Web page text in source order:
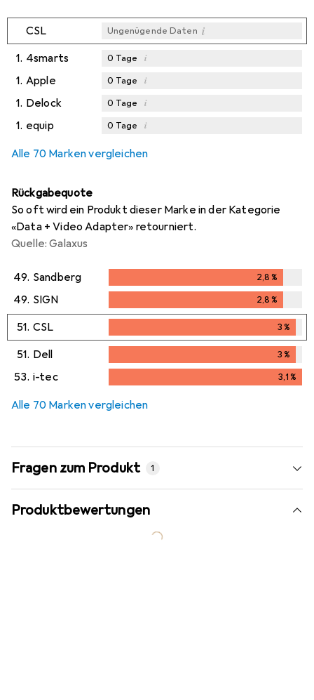
CSL Ungenügende Daten i
1. 4smarts 0 Tage i
1. Apple 0 Tage i
1. Delock 0 Tage i
1. equip 0 Tage i
Alle 70 Marken vergleichen
Rückgabequote
So oft wird ein Produkt dieser Marke in der Kategorie
«Data + Video Adapter» retourniert.
Quelle: Galaxus
49. Sandberg 2,8%
2,8%
49. SIGN 2,8%
2,8%
51. CSL 3%
3%
51. Dell 3%
3%
53. i-tec 3,1%
Alle 70 Marken vergleichen
Fragen zum Produkt 1
Produktbewertungen